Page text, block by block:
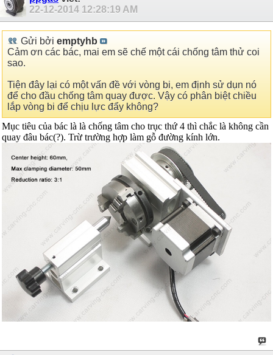
22-12-2014 12:28:19 AM
Gửi bởi emptyhb
Cảm ơn các bác, mai em sẽ chế một cái chống tâm thử coi
sao.
Tiện đây lại có một vấn đề với vòng bi, em định sử dụn nó
để cho đầu chống tâm quay được. Vậy có phân biệt chiều
lắp vòng bi để chịu lực đẩy không?
Mục tiêu của bác là là chống tâm cho trục thứ 4 thì chắc là không cần
quay đâu bác(?). Trừ trường hợp làm gỗ đường kính lớn.